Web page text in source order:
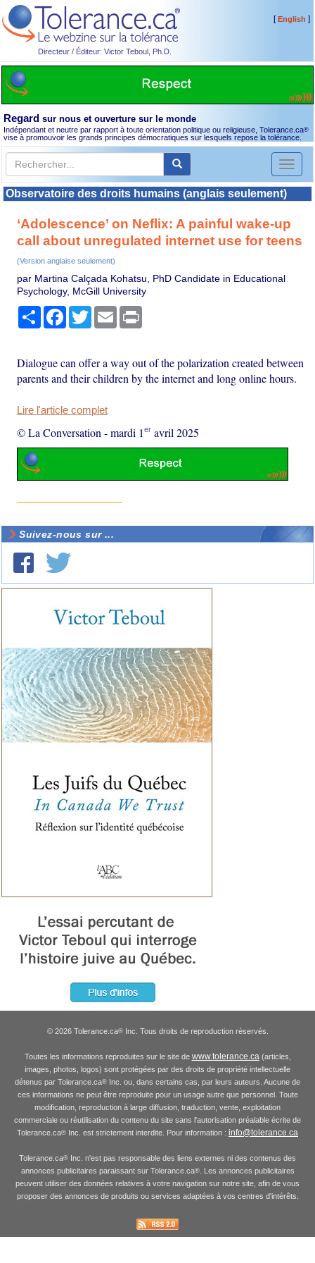
Directeur / Éditeur: Victor Teboul, Ph.D.
[English ]
Regard sur nous et ouverture sur le monde
Indépendant et neutre par rapport à toute orientation politique ou religieuse, Tolerance.ca®
vise à promouvoir les grands principes démocratiques sur lesquels repose la tolérance.
Toggle
Observatoire des droits humains (anglais seulement)
‘Adolescence’ on Neflix: A painful wake-up
call about unregulated internet use for teens
(Version anglaise seulement)
par Martina Calçada Kohatsu, PhD Candidate in Educational
Psychology, McGill University
PartagerFacebook
TwitterEmail
Dialogue can offer a way out of the polarization created between
parents and their children by the internet and long online hours.
Lire l'article complet
© La Conversation -mardi 1er avril 2025
Suivez-nous sur ...
© 2026 Tolerance.ca®Inc. Tous droits de reproduction réservés.
Toutes les informations reproduites sur le site de www.tolerance.ca(articles,
images, photos, logos) sont protégées par des droits de propriété intellectuelle
détenus par Tolerance.ca® Inc. ou, dans certains cas, par leurs auteurs. Aucune de
ces informations ne peut être reproduite pour un usage autre que personnel. Toute
modification, reproduction à large diffusion, traduction, vente, exploitation
commerciale ou réutilisation du contenu du site sans l'autorisation préalable écrite de
Tolerance.ca® Inc. est strictement interdite. Pour information : info@tolerance.ca
Tolerance.ca® Inc. n'est pas responsable des liens externes ni des contenus des
annonces publicitaires paraissant sur Tolerance.ca®. Les annonces publicitaires
peuvent utiliser des données relatives à votre navigation sur notre site, afin de vous
proposer des annonces de produits ou services adaptées à vos centres d'intérêts.